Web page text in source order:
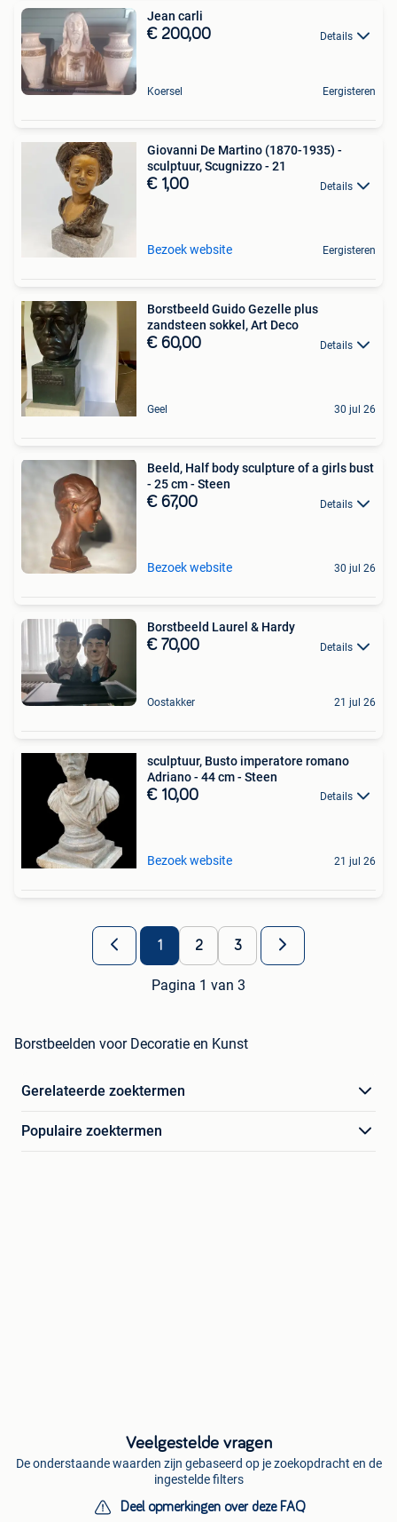
Jean carli
€ 200,00 Details
Koersel Eergisteren
Giovanni De Martino (1870-1935) -
sculptuur, Scugnizzo - 21
€ 1,00 Details
Bezoek website Eergisteren
Borstbeeld Guido Gezelle plus
zandsteen sokkel, Art Deco
€ 60,00 Details
Geel 30 jul 26
Beeld, Half body sculpture of a girls bust
- 25 cm - Steen
€ 67,00 Details
Bezoek website 30 jul 26
Borstbeeld Laurel & Hardy
€ 70,00 Details
Oostakker 21 jul 26
sculptuur, Busto imperatore romano
Adriano - 44 cm - Steen
€ 10,00 Details
Bezoek website 21 jul 26
1 2 3
Pagina 1 van 3
Borstbeelden voor Decoratie en Kunst
Gerelateerde zoektermen
Populaire zoektermen
Veelgestelde vragen
De onderstaande waarden zijn gebaseerd op je zoekopdracht en de
ingestelde filters
Deel opmerkingen over deze FAQ